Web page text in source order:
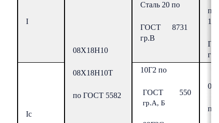
I
08Х18Н10
08Х18Н10Т
по ГОСТ 5582
Сталь 20 по
ГОСТ 8731
гр.В
гр.
Ic
10Г2 по
ГОСТ 550
гр.А, Б
по